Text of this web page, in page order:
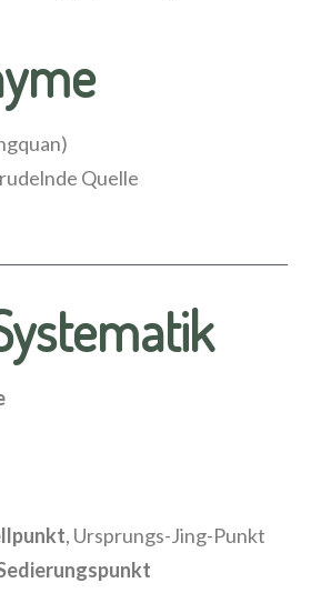
Quelle
, Ursprungs-Jing-Punkt